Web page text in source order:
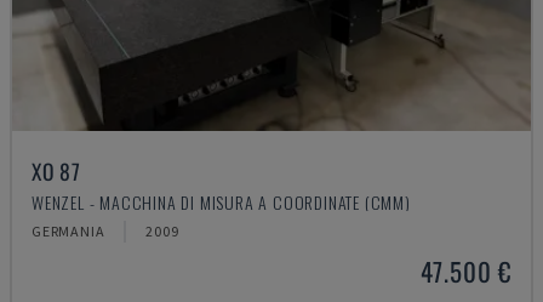
XO 87
WENZEL - MACCHINA DI MISURA A COORDINATE (CMM)
GERMANIA 2009
47.500 €